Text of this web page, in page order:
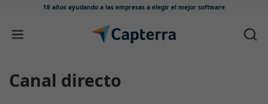
18 años ayudando a las empresas a elegir el mejor software
Ir directamente al contenido
Canal directo